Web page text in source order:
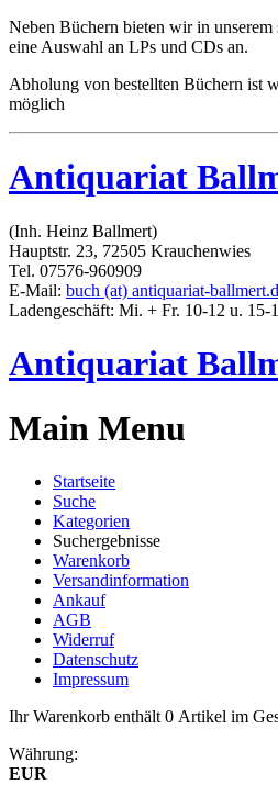
Neben Büchern bieten wir in unserem
eine Auswahl an LPs und CDs an.
Abholung von bestellten Büchern ist
möglich
Antiquariat
(Inh. Heinz Ballmert)
Hauptstr. 23, 72505 Krauchenwies
Tel. 07576-960909
E-Mail: buch (at) antiquariat-
Ladengeschäft: Mi. + Fr. 10-12 u. 15-
Antiquariat
Main Menu
Startseite
Suche
Kategorien
Suchergebnisse
Warenkorb
Versandinformation
Ankauf
AGB
Widerruf
Datenschutz
Impressum
Ihr Warenkorb enthält 0 Artikel im
Währung:
EUR